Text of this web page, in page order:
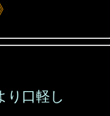
り口軽し